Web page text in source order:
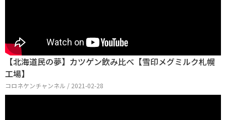
【北海道民の夢】カツゲン飲み比べ【雪印メグミルク札幌
工場】
コロネケンチャンネル / 2021-02-28